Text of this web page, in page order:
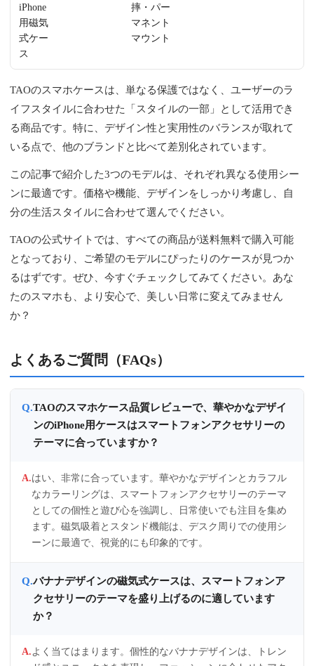
iPhone
用磁気
式ケー
ス
摔・パー
マネント
マウント
TAOのスマホケースは、単なる保護ではなく、ユーザーのラ
イフスタイルに合わせた「スタイルの一部」として活用でき
る商品です。特に、デザイン性と実用性のバランスが取れて
いる点で、他のブランドと比べて差別化されています。
この記事で紹介した3つのモデルは、それぞれ異なる使用シー
ンに最適です。価格や機能、デザインをしっかり考慮し、自
分の生活スタイルに合わせて選んでください。
TAOの公式サイトでは、すべての商品が送料無料で購入可能
となっており、ご希望のモデルにぴったりのケースが見つか
るはずです。ぜひ、今すぐチェックしてみてください。あな
たのスマホも、より安心で、美しい日常に変えてみません
か？
よくあるご質問（FAQs）
TAOのスマホケース品質レビューで、華やかなデザイ
ンのiPhone用ケースはスマートフォンアクセサリーの
テーマに合っていますか？
はい、非常に合っています。華やかなデザインとカラフル
なカラーリングは、スマートフォンアクセサリーのテーマ
としての個性と遊び心を強調し、日常使いでも注目を集め
ます。磁気吸着とスタンド機能は、デスク周りでの使用シ
ーンに最適で、視覚的にも印象的です。
バナナデザインの磁気式ケースは、スマートフォンア
クセサリーのテーマを盛り上げるのに適しています
か？
よく当てはまります。個性的なバナナデザインは、トレン